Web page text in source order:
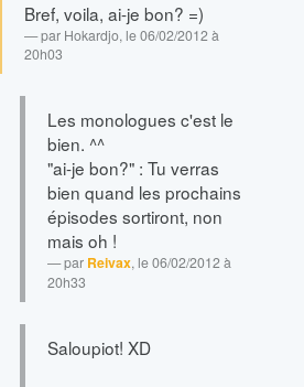
Bref, voila, ai-je bon? =)
par Hokardjo, le 06/02/2012 à
20h03
Les monologues c'est le
bien. ^^
"ai-je bon?" : Tu verras
bien quand les prochains
épisodes sortiront, non
mais oh !
par Reivax, le 06/02/2012 à
20h33
Saloupiot! XD